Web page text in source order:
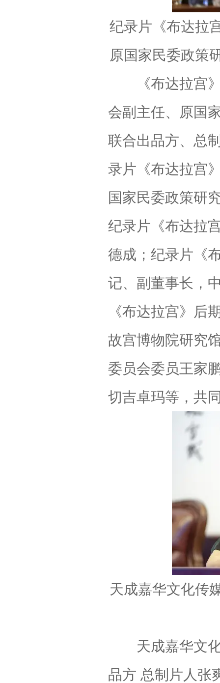
纪录片《布达拉
原国家民委政策
《布达拉宫》
会副主任、原国
联合出品方、总
录片《布达拉宫
国家民委政策研
纪录片《布达拉
德成；纪录片《
记、副董事长，
《布达拉宫》后
故宫博物院研究
委员会委员王家
切吉卓玛等，共
天成嘉华文化传
天成嘉华文化
品方 总制片人张